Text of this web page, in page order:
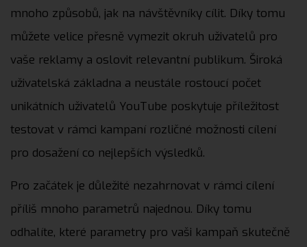
mnoho způsobů, jak na návštěvníky cílit. Díky tomu
můžete velice přesně vymezit okruh uživatelů pro
vaše reklamy a oslovit relevantní publikum. Široká
uživatelská základna a neustále rostoucí počet
unikátních uživatelů YouTube poskytuje příležitost
testovat v rámci kampaní rozličné možnosti cílení
pro dosažení co nejlepších výsledků.
Pro začátek je důležité nezahrnovat v rámci cílení
příliš mnoho parametrů najednou. Díky tomu
odhalíte, které parametry pro vaši kampaň skutečně